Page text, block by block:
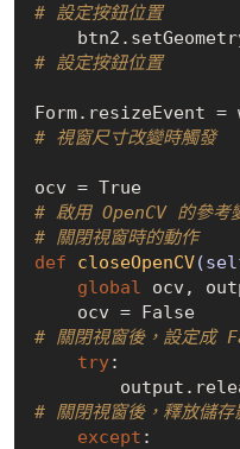
# 設定按鈕位置
# 設定按鈕位置
# 視窗尺寸改變時觸發
ocv = True
# 啟用 OpenCV 的參考
# 關閉視窗時的動作
def
closeOpenCV
global
ocv,
    ocv =
False
# 關閉視窗後，設定成
try:
# 關閉視窗後，釋放儲存
except :